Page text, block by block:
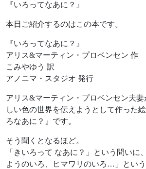
『いろってなあに？』
本日ご紹介するのはこの本です。
『いろってなあに？』
アリス&マーティン・プロベンセン 作
こみやゆう 訳
アノニマ・スタジオ 発行
アリス&マーティン・プロベンセン夫
しい色の世界を伝えようとして作った
ろなあに？』です。
そう聞くとなるほど。
「きいろって なあに？」という問いに
ようのいろ、ヒマワリのいろ…」とい